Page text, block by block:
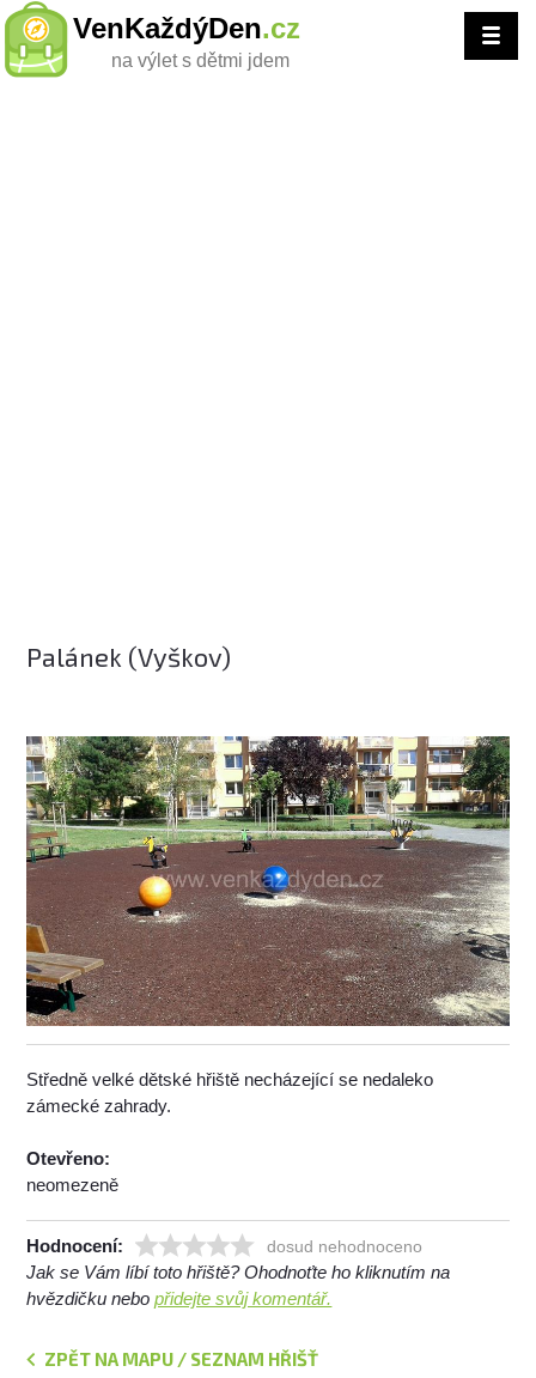
VenKaždýDen.cz
na výlet s dětmi jdem
Palánek (Vyškov)
Středně velké dětské hřiště necházející se nedaleko
zámecké zahrady.
Otevřeno:
neomezeně
Hodnocení: dosud nehodnoceno
Jak se Vám líbí toto hřiště? Ohodnoťte ho kliknutím na
hvězdičku nebopřidejte svůj komentář.
ZPĚT NA MAPU / SEZNAM HŘIŠŤ